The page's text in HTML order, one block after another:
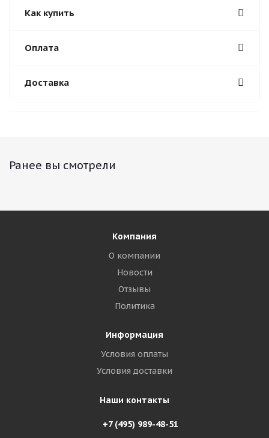
Как купить
Оплата
Доставка
Ранее вы смотрели
Компания
О компании
Новости
Отзывы
Политика
Информация
Условия оплаты
Условия доставки
Наши контакты
+7 (495) 989-48-51